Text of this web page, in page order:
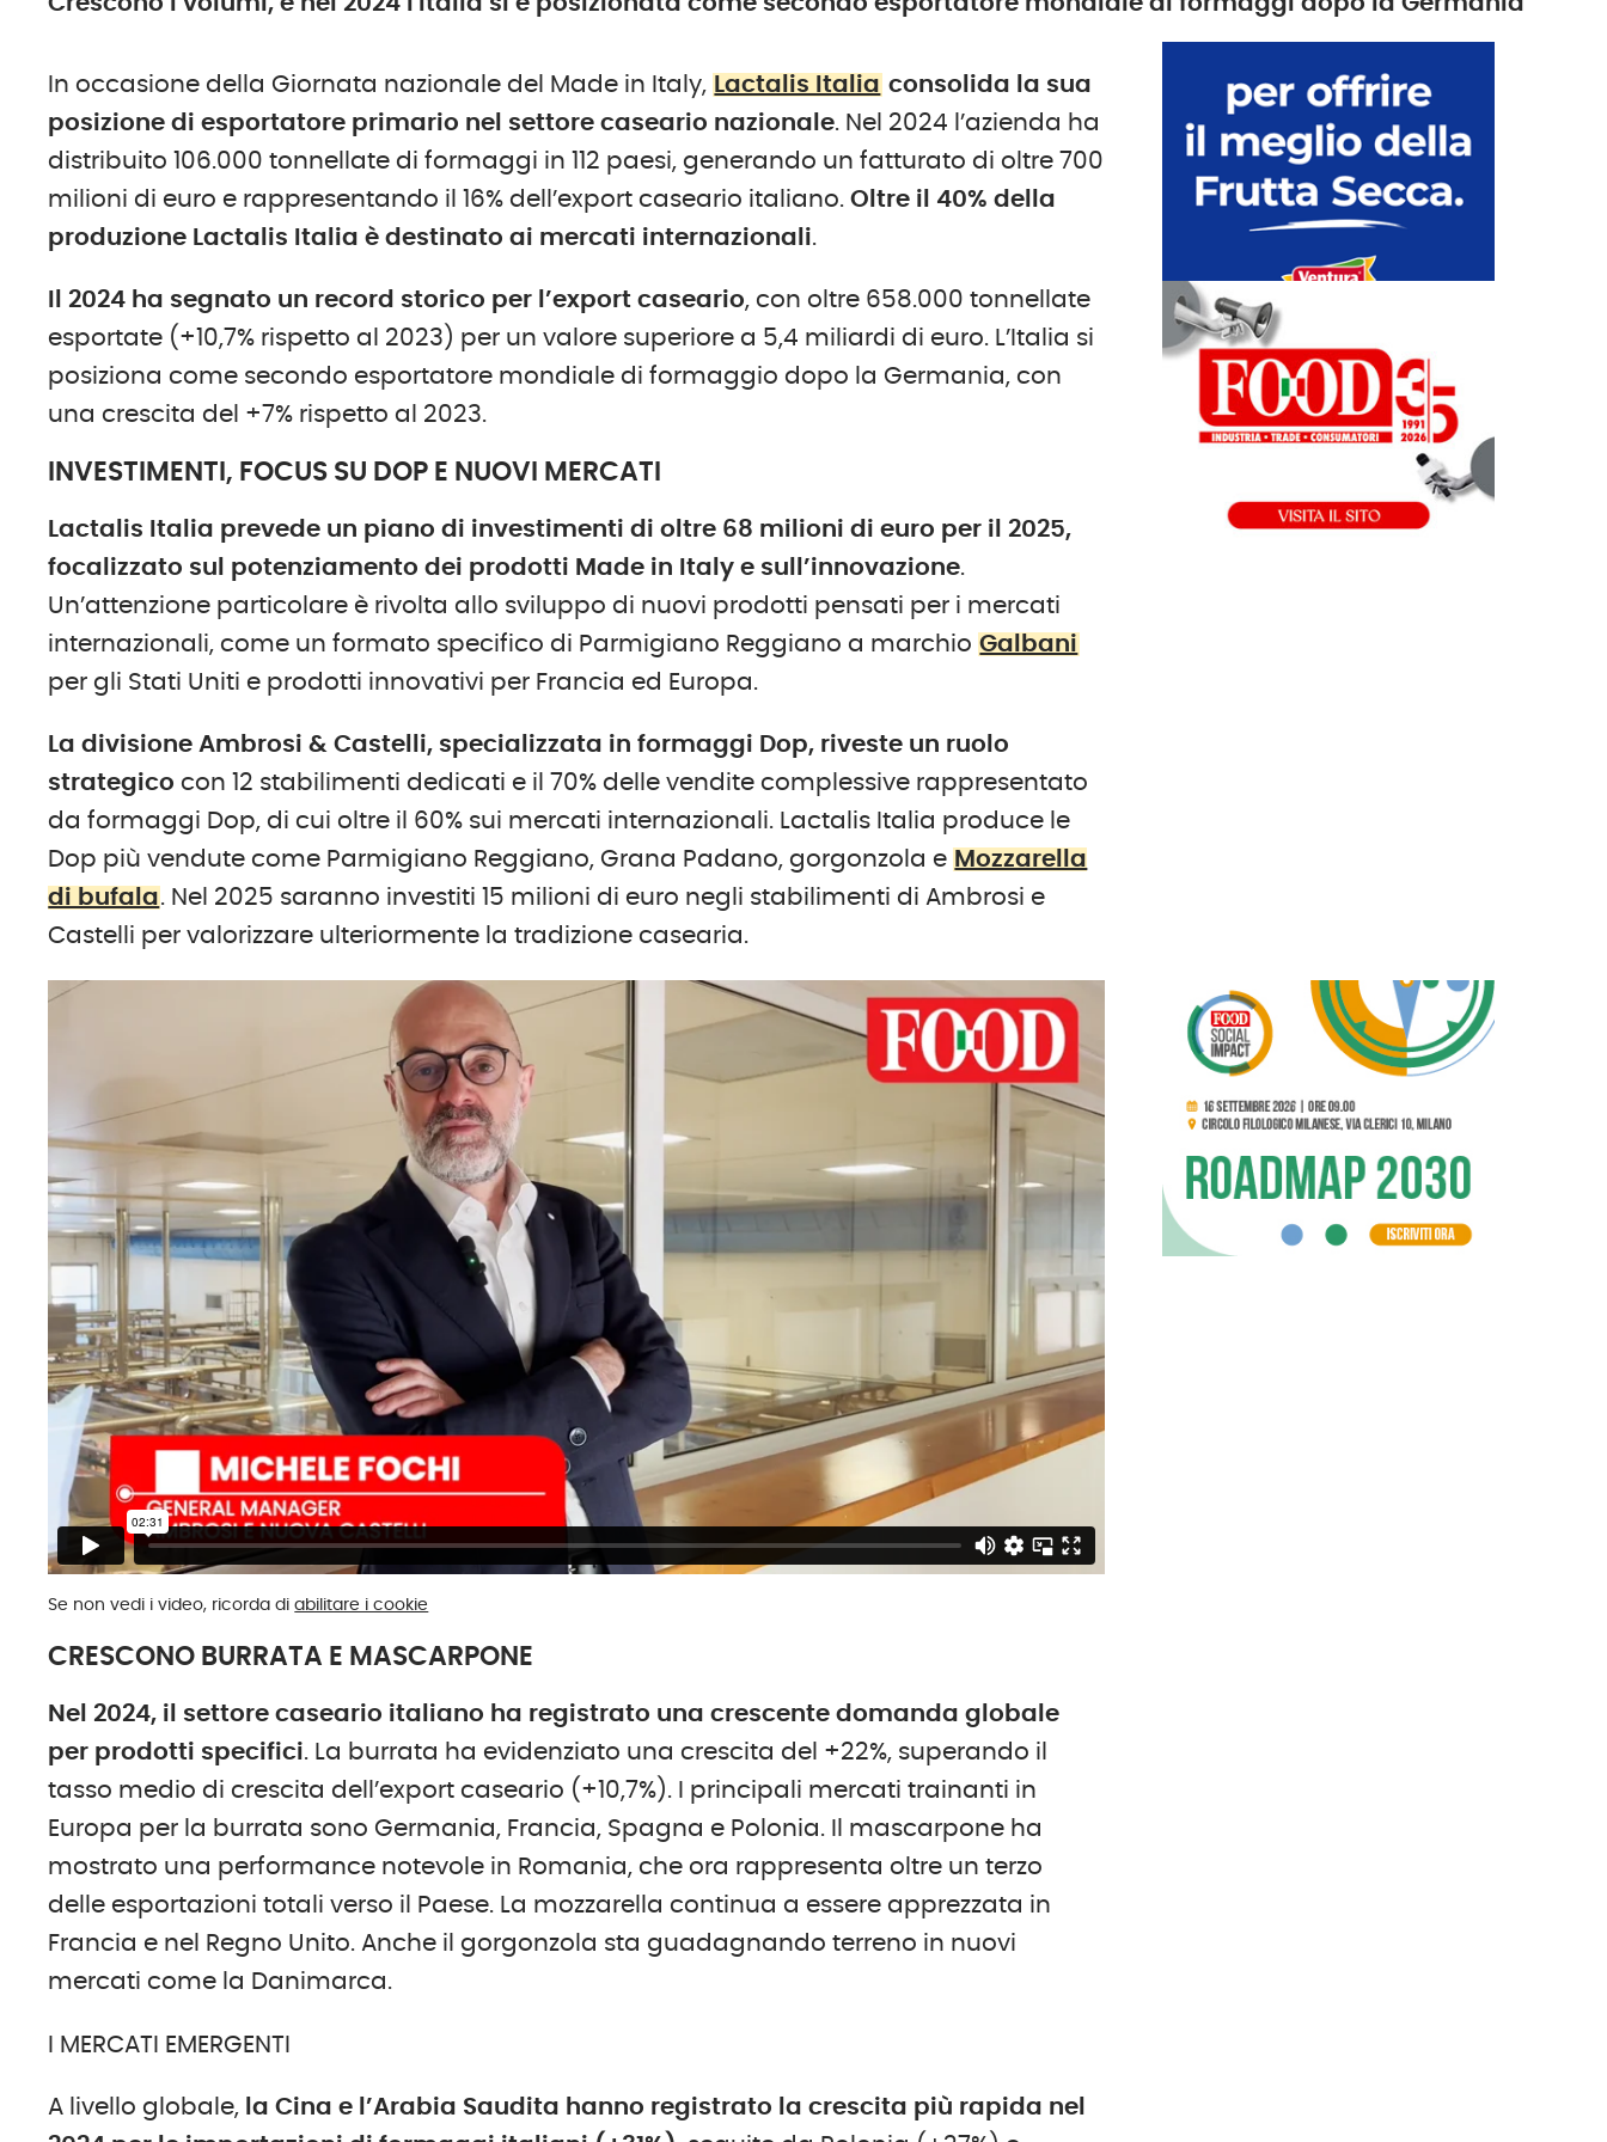
In occasione della Giornata nazionale del Made in Italy, Lactalis Italia consolida la sua
posizione di esportatore primario nel settore caseario nazionale. Nel 2024 l’azienda ha
distribuito 106.000 tonnellate di formaggi in 112 paesi, generando un fatturato di oltre 700
milioni di euro e rappresentando il 16% dell’export caseario italiano.Oltre il 40% della
produzione Lactalis Italia è destinato ai mercati internazionali.
l 2024 ha segnato un record storico per l’export caseario, con oltre 658.000 tonnellate
esportate (+10,7% rispetto al 2023) per un valore superiore a 5,4 miliardi di euro. L’Italia si
posiziona come secondo esportatore mondiale di formaggio dopo la Germania, con
una crescita del +7% rispetto al 2023.
INVESTIMENTI, FOCUS SU DOP E NUOVI MERCATI
Lactalis Italia prevede un piano di investimenti di oltre 68 milioni di euro per il 2025,
focalizzato sul potenziamento dei prodotti Made in Italy e sull’innovazione.
Un’attenzione particolare è rivolta allo sviluppo di nuovi prodotti pensati per i mercati
internazionali, come un formato specifico di Parmigiano Reggiano a marchio Galbani
per gli Stati Uniti e prodotti innovativi per Francia ed Europa.
La divisione Ambrosi & Castelli, specializzata in formaggi Dop, riveste un ruolo
strategico con 12 stabilimenti dedicati e il 70% delle vendite complessive rappresentato
da formaggi Dop, di cui oltre il 60% sui mercati internazionali. Lactalis Italia produce le
Dop più vendute come Parmigiano Reggiano, Grana Padano, gorgonzola e Mozzarella
di bufala. Nel 2025 saranno investiti 15 milioni di euro negli stabilimenti di Ambrosi e
Castelli per valorizzare ulteriormente la tradizione casearia.
Se non vedi i video, ricorda diabilitare i cookie
CRESCONO BURRATA E MASCARPONE
Nel 2024, il settore caseario italiano ha registrato una crescente domanda globale
per prodotti specifici. La burrata ha evidenziato una crescita del +22%, superando il
tasso medio di crescita dell’export caseario (+10,7%). I principali mercati trainanti in
Europa per la burrata sono Germania, Francia, Spagna e Polonia. Il mascarpone ha
mostrato una performance notevole in Romania, che ora rappresenta oltre un terzo
delle esportazioni totali verso il Paese. La mozzarella continua a essere apprezzata in
Francia e nel Regno Unito. Anche il gorgonzola sta guadagnando terreno in nuovi
mercati come la Danimarca.
I MERCATI EMERGENTI
A livello globale, la Cina e l’Arabia Saudita hanno registrato la crescita più rapida nel